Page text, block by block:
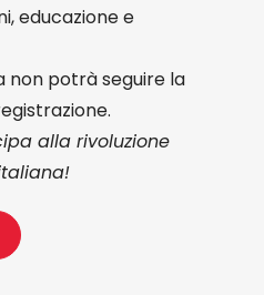
educazione e
non potrà seguire la
alla rivoluzione